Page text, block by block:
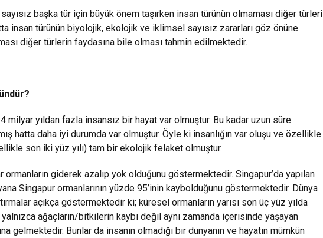
başka tür için büyük önem taşırken insan türünün olmaması diğer türleri
insan türünün biyolojik, ekolojik ve iklimsel sayısız zararları göz önüne
diğer türlerin faydasına bile olması tahmin edilmektedir.
milyar yıldan fazla insansız bir hayat var olmuştur. Bu kadar uzun süre
hatta daha iyi durumda var olmuştur. Öyle ki insanlığın var oluşu ve özellikle
son iki yüz yılı) tam bir ekolojik felaket olmuştur.
ormanların giderek azalıp yok olduğunu göstermektedir. Singapur’da yapılan
Singapur ormanlarının yüzde 95’inin kaybolduğunu göstermektedir. Dünya
açıkça göstermektedir ki; küresel ormanların yarısı son üç yüz yılda
yalnızca ağaçların/bitkilerin kaybı değil aynı zamanda içerisinde yaşayan
gelmektedir. Bunlar da insanın olmadığı bir dünyanın ve hayatın mümkün